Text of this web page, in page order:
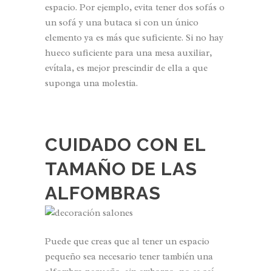
espacio. Por ejemplo, evita tener dos sofás o
un sofá y una butaca si con un único
elemento ya es más que suficiente. Si no hay
hueco suficiente para una mesa auxiliar,
evítala, es mejor prescindir de ella a que
suponga una molestia.
CUIDADO CON EL
TAMAÑO DE LAS
ALFOMBRAS
Puede que creas que al tener un espacio
pequeño sea necesario tener también una